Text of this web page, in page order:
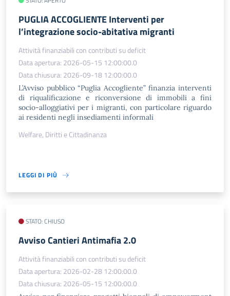
PUGLIA ACCOGLIENTE Interventi per
l’integrazione socio-abitativa migranti
Attività finanziabili con contributi su deficit
Data apertura: 2026-05-15 12:00:00.0
Data chiusura: 2026-09-18 12:00:00.0
L’Avviso pubblico “Puglia Accogliente” finanzia interventi
di riqualificazione e riconversione di immobili a fini
socio-alloggiativi per i migranti, con particolare riguardo
ai residenti negli insediamenti informali
Welfare, Diritti e Cittadinanza
LEGGI DI PIÙ
STATO: CHIUSO
​Avviso Cantieri Antimafia 2.0
Attività finanziabili con contributi su deficit
Data apertura: 2026-02-28 12:00:00.0
Data chiusura: 2026-05-15 12:00:00.0